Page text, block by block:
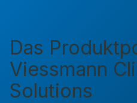
Das
Viessmann
Solutions